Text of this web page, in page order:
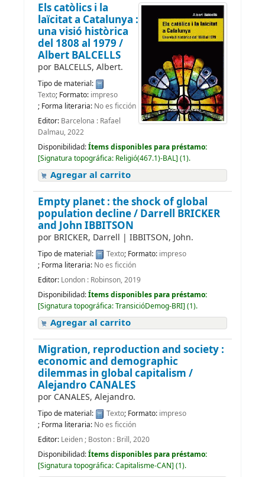
Els catòlics i la
laïcitat a Catalunya :
una visió històrica
del 1808 al 1979 /
Albert BALCELLS
por BALCELLS, Albert.
Tipo de material:
Texto; Formato: impreso
; Forma literaria: No es ficción
Editor: Barcelona : Rafael
Dalmau, 2022
Disponibilidad:Ítems disponibles para préstamo:
[Signatura topográfica: Religió(467.1)-BAL] (1).
Agregar al carrito
Empty planet : the shock of global
population decline / Darrell BRICKER
and John IBBITSON
por BRICKER, Darrell | IBBITSON, John.
Tipo de material: Texto; Formato: impreso
; Forma literaria: No es ficción
Editor: London : Robinson, 2019
Disponibilidad:Ítems disponibles para préstamo:
[Signatura topográfica:TransicióDemog-BRI] (1).
Agregar al carrito
Migration, reproduction and society :
economic and demographic
dilemmas in global capitalism /
Alejandro CANALES
por CANALES, Alejandro.
Tipo de material: Texto; Formato: impreso
; Forma literaria: No es ficción
Editor: Leiden ; Boston : Brill, 2020
Disponibilidad:Ítems disponibles para préstamo:
[Signatura topográfica:Capitalisme-CAN] (1).